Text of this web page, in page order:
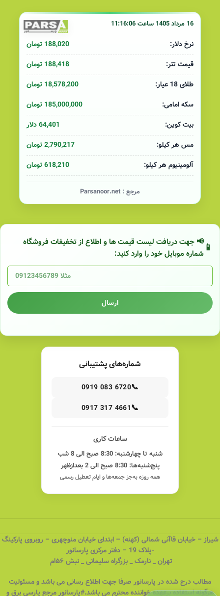
16 مرداد 1405 ساعت 11:16:06
نرخ دلار:
188,020 تومان
قیمت تتر:
188,418 تومان
طلای 18 عیار:
18,578,200 تومان
سکه امامی:
185,000,000 تومان
بیت کوین:
64,401 دلار
مس هر کیلو:
2,790,217 تومان
آلومینیوم هر کیلو:
618,210 تومان
مرجع : Parsanoor.net
📢 جهت دریافت لیست قیمت ها و اطلاع از تخفیفات فروشگاه
شماره موبایل خود را وارد کنید:
ارسال
شماره‌های پشتیبانی
📞
0919 083 6720
📞
0917 317 4661
ساعات کاری
شنبه تا چهارشنبه: 8:30 صبح الی 8 شب
پنج‌شنبه‌ها: 8:30 صبح الی 2 بعدازظهر
همه روزه به‌جز جمعه‌ها و ایام تعطیل رسمی
شیراز – خیابان قاآنی شمالی (کهنه) – ابتدای خیابان منوچهری – روبروی پارکینگ
-پلاک 19 – دفتر مرکزی پارسانور
تهران _ نارمک _ بزرگراه سلیمانی _ نبش ۵۶ام
مطالب درج شده در پارسانور صرفا جهت اطلاع رسانی می باشد و مسئولیت
هرگونه استفاده برعهده خواننده محترم می باشد.#پارسانور مرجع پارسی برق و